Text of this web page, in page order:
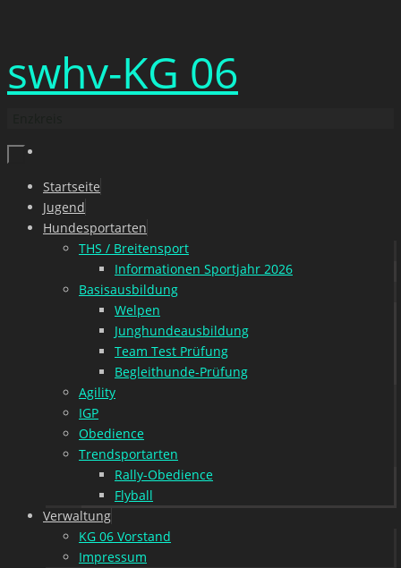
Inhalt
springen
swhv-KG 06
Zum
Inhalt
springen
Startseite
Jugend
Hundesportarten
THS / Breitensport
Informationen Sportjahr 2026
Basisausbildung
Welpen
Junghundeausbildung
Team Test Prüfung
Begleithunde-Prüfung
Agility
IGP
Obedience
Trendsportarten
Rally-Obedience
Flyball
Verwaltung
KG 06 Vorstand
Impressum